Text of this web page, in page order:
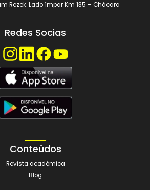
Trabalhe Conosco
Enviar currículo
Quero ser um Polo Parceiro
Quero ser um Parceiro Digital
Sede